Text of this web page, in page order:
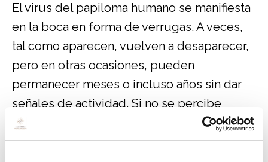
El virus del papiloma humano se manifiesta
en la boca en forma de verrugas. A veces,
tal como aparecen, vuelven a desaparecer,
pero en otras ocasiones, pueden
permanecer meses o incluso años sin dar
señales de actividad. Si no se percibe
ningún síntoma y las personas que lo
padecen no son conscientes de que están